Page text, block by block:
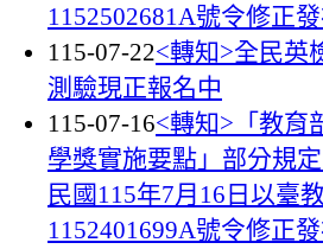
1152502681A號令修正
115-07-22<轉知>全民英
測驗現正報名中
115-07-16<轉知>「教育
學獎實施要點」部分規
民國115年7月16日以臺
1152401699A號令修正